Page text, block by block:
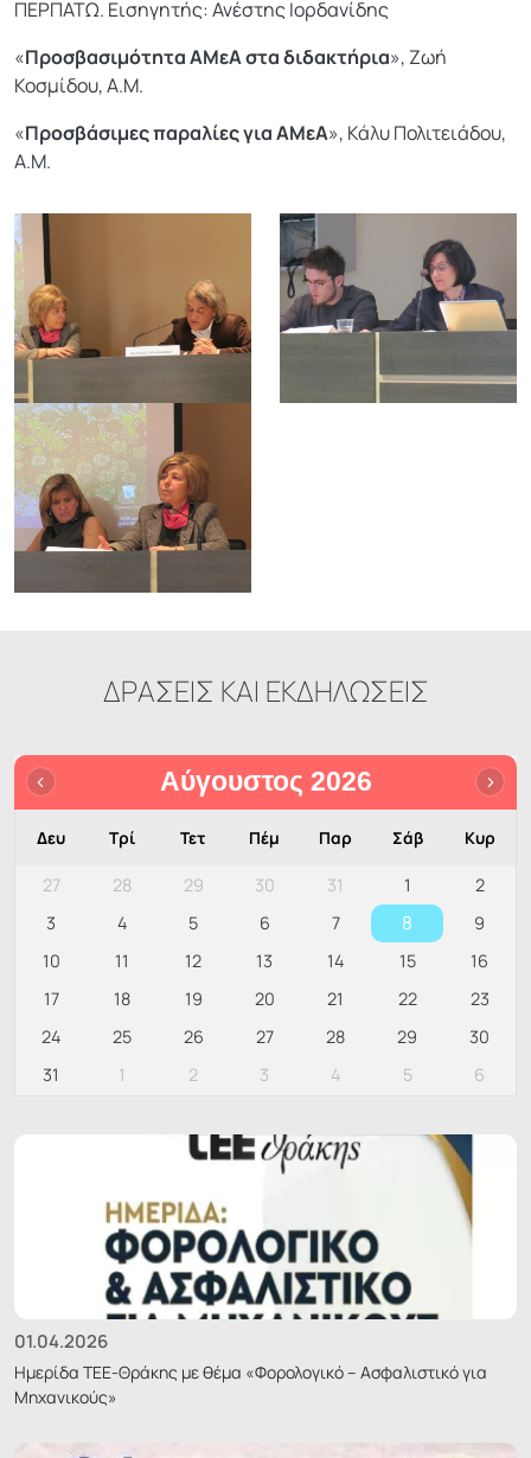
ΠΕΡΠΑΤΩ. Εισηγητής: Ανέστης Ιορδανίδης
«Προσβασιμότητα ΑΜεΑ στα διδακτήρια», Ζωή
Κοσμίδου, Α.Μ.
«Προσβάσιμες παραλίες για ΑΜεΑ», Κάλυ Πολιτειάδου,
Α.Μ.
ΔΡΑΣΕΙΣ ΚΑΙ ΕΚΔΗΛΩΣΕΙΣ
01.04.2026
Ημερίδα ΤΕΕ-Θράκης με θέμα «Φορολογικό – Ασφαλιστικό για
Μηχανικούς»
Αύγουστος 2026
Δευ Τρί Τετ Πέμ Παρ Σάβ Κυρ
27 28 29 30 31 1
2
3
4 5 6 7 8
9
10
11 12 13 14 15
16
17
18 19 20 21 22
23
24
25 26 27 28 29
30
31
1 2 3 4 5 6